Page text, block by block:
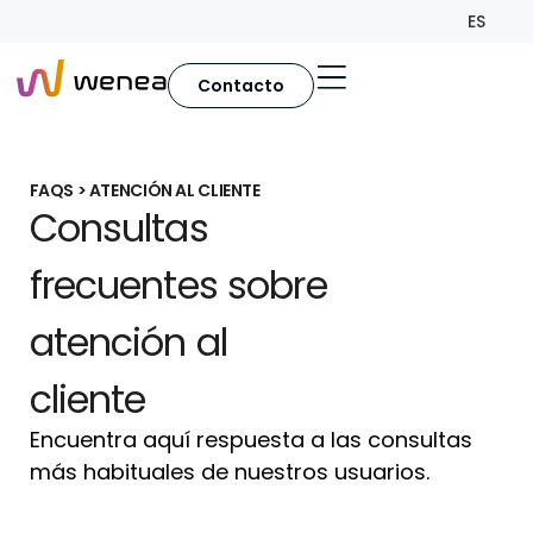
ES
Contacto
FAQS > ATENCIÓN AL CLIENTE
Consultas
frecuentes sobre
atención al
cliente
Encuentra aquí respuesta a las consultas
más habituales de nuestros usuarios.